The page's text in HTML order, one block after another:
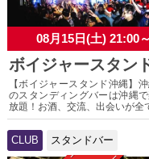
08月15日(土) 21:00～
ボイジャースタン
【ボイジャースタンド沖縄】
のスタンディングバーは沖縄
放題！お酒、交流、出会いが全
CLUB スタンドバー